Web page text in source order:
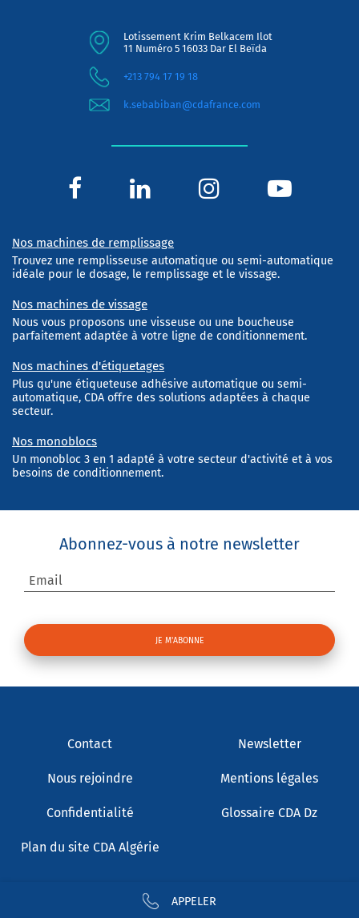
APPELER
Lotissement Krim Belkacem Ilot
11 Numéro 5 16033 Dar El Beïda
+213 794 17 19 18
k.sebabiban@cdafrance.com
Nos machines de remplissage
Trouvez une remplisseuse automatique ou semi-automatique
idéale pour le dosage, le remplissage et le vissage.
Nos machines de vissage
Nous vous proposons une visseuse ou une boucheuse
parfaitement adaptée à votre ligne de conditionnement.
Nos machines d'étiquetages
Plus qu'une étiqueteuse adhésive automatique ou semi-
automatique, CDA offre des solutions adaptées à chaque
secteur.
Nos monoblocs
Un monobloc 3 en 1 adapté à votre secteur d'activité et à vos
besoins de conditionnement.
Abonnez-vous à notre newsletter
Email
Contact Newsletter
Nous rejoindre Mentions légales
Confidentialité Glossaire CDA Dz
Plan du site CDA Algérie